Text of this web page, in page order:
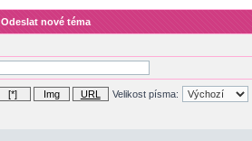
Odeslat nové téma
Velikost písma: